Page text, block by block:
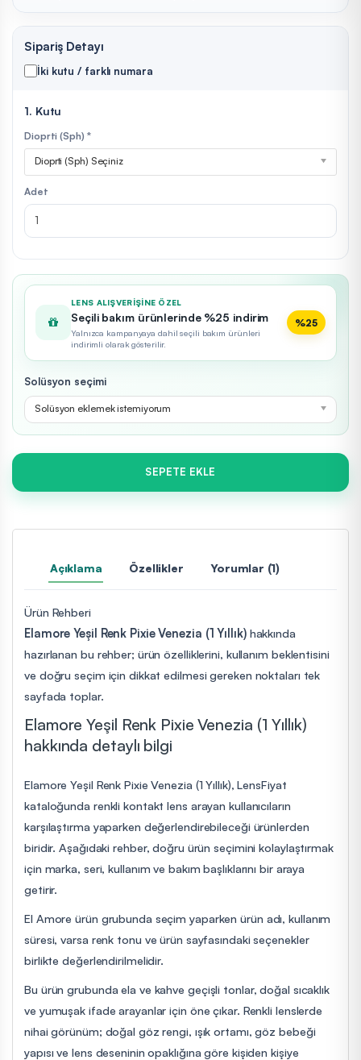
Sipariş Detayı
İki kutu / farklı numara
1. Kutu
Dioprti (Sph) *
Dioprti (Sph) Seçiniz
Adet
LENS ALIŞVERIŞINE ÖZEL
Seçili bakım ürünlerinde %25 indirim
Yalnızca kampanyaya dahil seçili bakım ürünleri
indirimli olarak gösterilir.
%25
Solüsyon seçimi
Solüsyon eklemek istemiyorum
SEPETE EKLE
Açıklama Özellikler Yorumlar (1)
Ürün Rehberi
Elamore Yeşil Renk Pixie Venezia (1 Yıllık)hakkında
hazırlanan bu rehber; ürün özelliklerini, kullanım beklentisini
ve doğru seçim için dikkat edilmesi gereken noktaları tek
sayfada toplar.
Elamore Yeşil Renk Pixie Venezia (1 Yıllık)
hakkında detaylı bilgi
Elamore Yeşil Renk Pixie Venezia (1 Yıllık), LensFiyat
kataloğunda renkli kontakt lens arayan kullanıcıların
karşılaştırma yaparken değerlendirebileceği ürünlerden
biridir. Aşağıdaki rehber, doğru ürün seçimini kolaylaştırmak
için marka, seri, kullanım ve bakım başlıklarını bir araya
getirir.
El Amore ürün grubunda seçim yaparken ürün adı, kullanım
süresi, varsa renk tonu ve ürün sayfasındaki seçenekler
birlikte değerlendirilmelidir.
Bu ürün grubunda ela ve kahve geçişli tonlar, doğal sıcaklık
ve yumuşak ifade arayanlar için öne çıkar. Renkli lenslerde
nihai görünüm; doğal göz rengi, ışık ortamı, göz bebeği
yapısı ve lens deseninin opaklığına göre kişiden kişiye